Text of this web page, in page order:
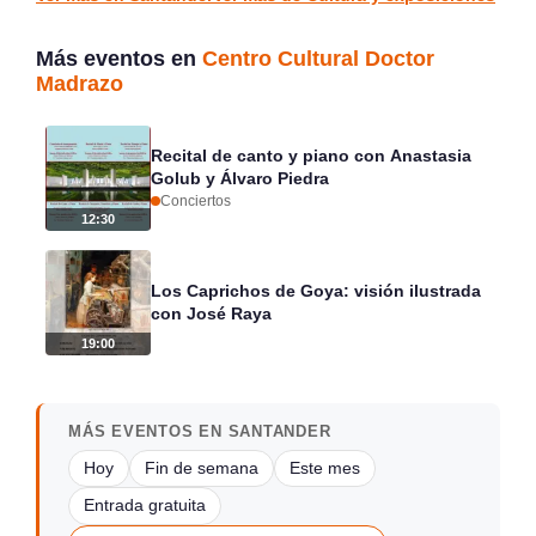
Más eventos en Centro Cultural Doctor
Madrazo
12:30
Recital de canto y piano con Anastasia
Golub y Álvaro Piedra
Conciertos
19:00
Los Caprichos de Goya: visión ilustrada
con José Raya
MÁS EVENTOS EN SANTANDER
Hoy Fin de semana Este mes
Entrada gratuita